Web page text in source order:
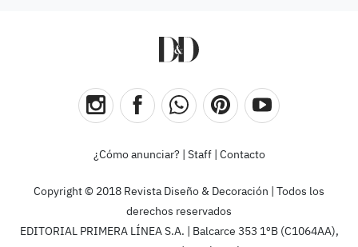
¿Cómo anunciar? Staff| Contacto
Copyright © 2018 Revista Diseño & Decoración | Todos los
derechos reservados
EDITORIAL PRIMERA LÍNEA S.A. | Balcarce 353 1ºB (C1064AA),